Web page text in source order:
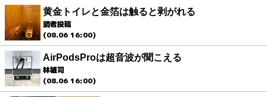
黄金トイレと金箔は触ると剥がれる
読者投稿
(08.06 16:00)
AirPodsProは超音波が聞こえる
林雄司
(08.06 16:00)